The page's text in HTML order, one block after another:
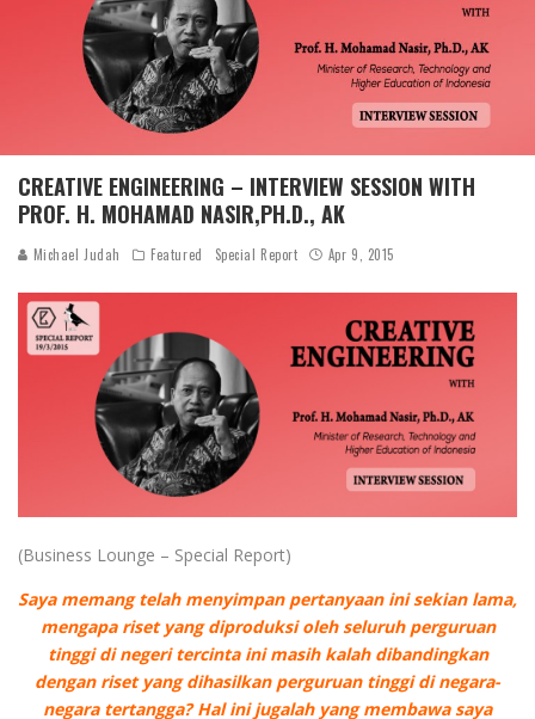
CREATIVE ENGINEERING – INTERVIEW SESSION WITH
PROF. H. MOHAMAD NASIR,PH.D., AK
Michael Judah Featured Special Report Apr 9, 2015
(Business Lounge – Special Report)
Saya memang telah menyimpan pertanyaan ini sekian lama,
mengapa riset yang diproduksi oleh seluruh perguruan
tinggi di negeri tercinta ini masih kalah dibandingkan
dengan riset yang dihasilkan perguruan tinggi di negara-
negara tertangga? Hal ini jugalah yang membawa saya